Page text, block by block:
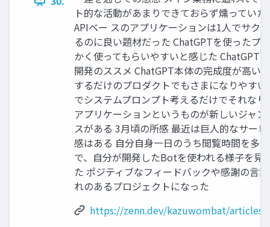
ト的な活動があまりできておらず燻ってい
APIベー スのアプリケーションは1人でサク
るのに良い題材だった ChatGPTを使ったプ
かく使ってもらいやすいと感じた ChatGPT
開発のススメ ChatGPT本体の完成度が高い
するだけのプロダクトでもさまになりやす
でシステムプロンプト考えるだけでそれな
アプリケーションというものが新しいジャ
スがある 3月頃の所感 最近は巨人的なサー
感はある 自分自身一日のうち閲覧時間を多
で、自分が開発したBotを使われる様子を見
た ポジティブなフィードバックや感謝の言
れのあるプロジェクトになった
https://zenn.dev/kazuwombat/articles/